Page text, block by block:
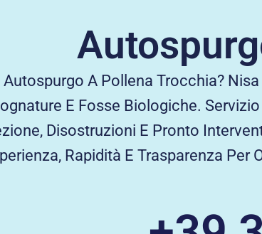
Autospurgo A Pollena Trocchia?
E Fosse Biologiche.
Disostruzioni E Pronto
Rapidità E Trasparenza Per